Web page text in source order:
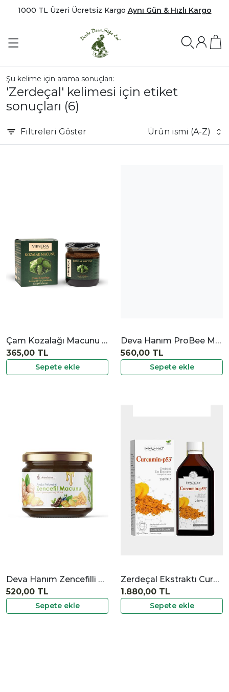
1000 TL Üzeri Ücretsiz Kargo Aynı Gün & Hızlı Kargo
Şu kelime için arama sonuçları:
'Zerdeçal' kelimesi için etiket
sonuçları (6)
Filtreleri Göster Ürün ismi (A-Z)
Çam Kozalağı Macunu 230 gr
Sepete ekle
365,00 TL
Deva Hanım ProBee Macun 350 gr
Sepete ekle
560,00 TL
Deva Hanım Zencefilli Macun 350 gr
Sepete ekle
520,00 TL
Zerdeçal Ekstraktı Curcumin P53
Sepete ekle
1.880,00 TL